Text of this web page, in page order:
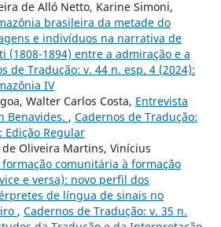
de Alló Netto, Karine Simoni,
brasileira da metade do
e indivíduos na narrativa de
(1808-1894) entre a admiração e a
de Tradução: v. 44 n. esp. 4 (2024):
IV
Walter Carlos Costa, Entrevista
Benavides. , Cadernos de Tradução:
Edição Regular
de Oliveira Martins, Vinícius
formação comunitária à formação
e versa): novo perfil dos
de língua de sinais no
, Cadernos de Tradução: v. 35 n.